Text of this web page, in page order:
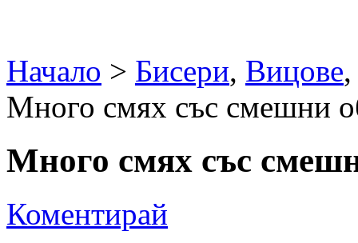
Начало > Бисери, Вицове
Много смях със смешни
Много смях със
Коментирай